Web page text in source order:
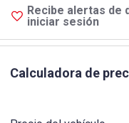
Recibe alertas de
iniciar sesión
Calculadora de